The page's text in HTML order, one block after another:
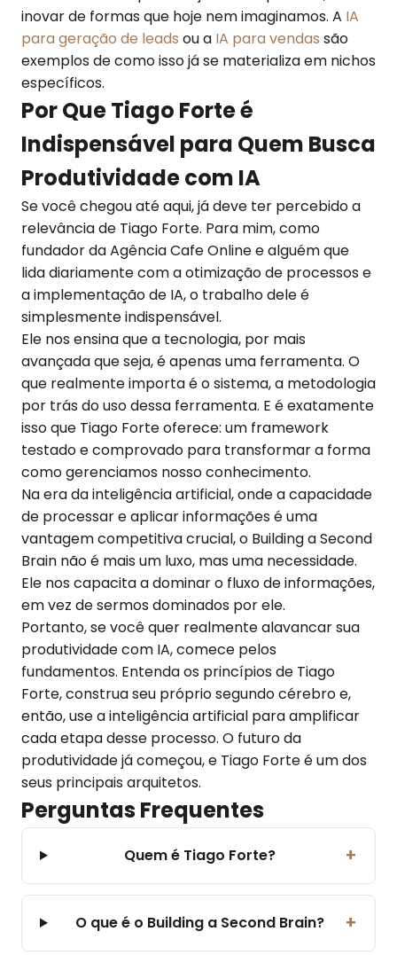
inovar de formas que hoje nem imaginamos. A IA
para geração de leads ou a IA para vendas são
exemplos de como isso já se materializa em nichos
específicos.
Por Que Tiago Forte é
Indispensável para Quem Busca
Produtividade com IA
Se você chegou até aqui, já deve ter percebido a
relevância de Tiago Forte. Para mim, como
fundador da Agência Cafe Online e alguém que
lida diariamente com a otimização de processos e
a implementação de IA, o trabalho dele é
simplesmente indispensável.
Ele nos ensina que a tecnologia, por mais
avançada que seja, é apenas uma ferramenta. O
que realmente importa é o sistema, a metodologia
por trás do uso dessa ferramenta. E é exatamente
isso que Tiago Forte oferece: um framework
testado e comprovado para transformar a forma
como gerenciamos nosso conhecimento.
Na era da inteligência artificial, onde a capacidade
de processar e aplicar informações é uma
vantagem competitiva crucial, o Building a Second
Brain não é mais um luxo, mas uma necessidade.
Ele nos capacita a dominar o fluxo de informações,
em vez de sermos dominados por ele.
Portanto, se você quer realmente alavancar sua
produtividade com IA, comece pelos
fundamentos. Entenda os princípios de Tiago
Forte, construa seu próprio segundo cérebro e,
então, use a inteligência artificial para amplificar
cada etapa desse processo. O futuro da
produtividade já começou, e Tiago Forte é um dos
seus principais arquitetos.
Perguntas Frequentes
Quem é Tiago Forte? +
O que é o Building a Second Brain? +